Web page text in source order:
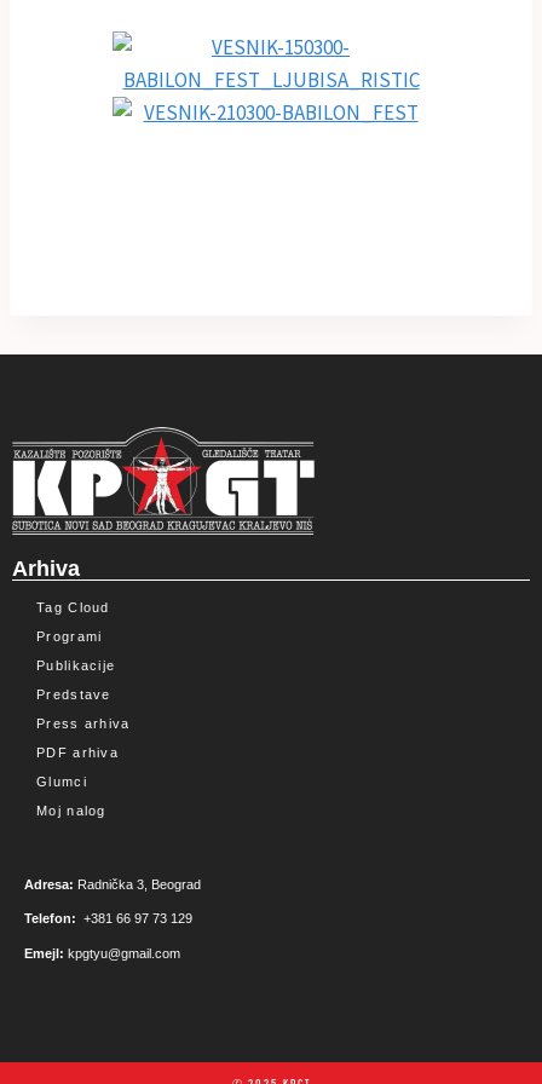
Arhiva
Tag Cloud
Programi
Publikacije
Predstave
Press arhiva
PDF arhiva
Glumci
Moj nalog
Adresa: Radnička 3, Beograd
Telefon: +381 66 97 73 129
Emejl: kpgtyu@gmail.com